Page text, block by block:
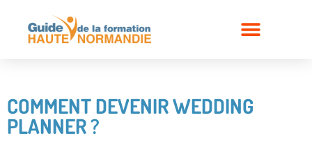
COMMENT DEVENIR WEDDING
PLANNER ?